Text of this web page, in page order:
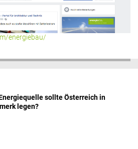
energiebau/
sollte Österreich in
legen?